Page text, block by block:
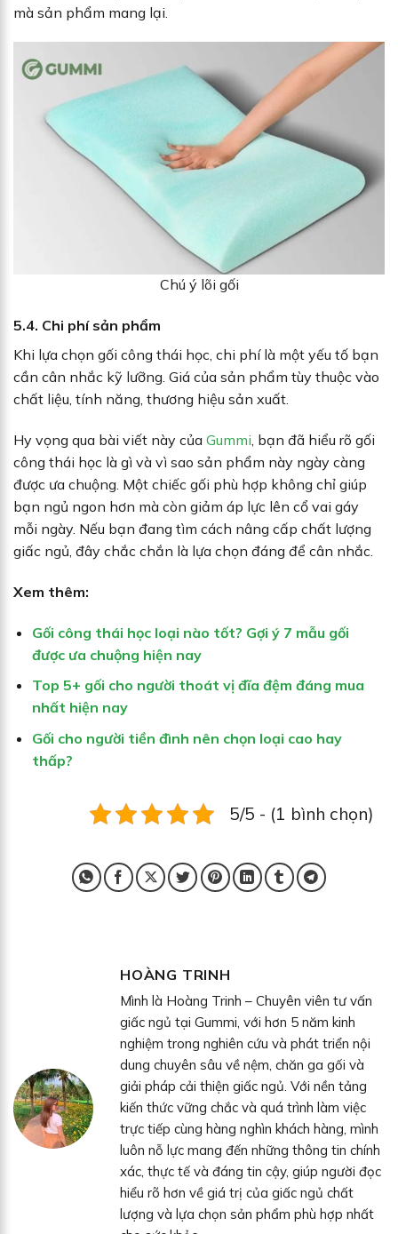
mà sản phẩm mang lại.
Chú ý lõi gối
5.4. Chi phí sản phẩm
Khi lựa chọn gối công thái học, chi phí là một yếu tố bạn
cần cân nhắc kỹ lưỡng. Giá của sản phẩm tùy thuộc vào
chất liệu, tính năng, thương hiệu sản xuất.
Hy vọng qua bài viết này của Gummi, bạn đã hiểu rõ gối
công thái học là gì và vì sao sản phẩm này ngày càng
được ưa chuộng. Một chiếc gối phù hợp không chỉ giúp
bạn ngủ ngon hơn mà còn giảm áp lực lên cổ vai gáy
mỗi ngày. Nếu bạn đang tìm cách nâng cấp chất lượng
giấc ngủ, đây chắc chắn là lựa chọn đáng để cân nhắc.
Xem thêm:
Gối công thái học loại nào tốt? Gợi ý 7 mẫu gối
được ưa chuộng hiện nay
Top 5+ gối cho người thoát vị đĩa đệm đáng mua
nhất hiện nay
Gối cho người tiền đình nên chọn loại cao hay
thấp?
5/5 - (1 bình chọn)
HOÀNG TRINH
Mình là Hoàng Trinh – Chuyên viên tư vấn
giấc ngủ tại Gummi, với hơn 5 năm kinh
nghiệm trong nghiên cứu và phát triển nội
dung chuyên sâu về nệm, chăn ga gối và
giải pháp cải thiện giấc ngủ. Với nền tảng
kiến thức vững chắc và quá trình làm việc
trực tiếp cùng hàng nghìn khách hàng, mình
luôn nỗ lực mang đến những thông tin chính
xác, thực tế và đáng tin cậy, giúp người đọc
hiểu rõ hơn về giá trị của giấc ngủ chất
lượng và lựa chọn sản phẩm phù hợp nhất